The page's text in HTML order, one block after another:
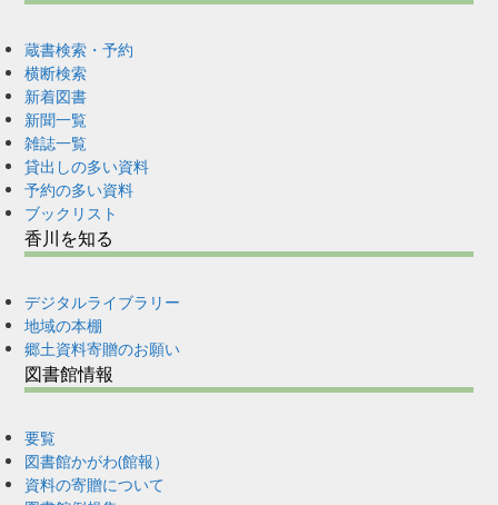
蔵書検索・予約
横断検索
新着図書
新聞一覧
雑誌一覧
貸出しの多い資料
予約の多い資料
ブックリスト
香川を知る
デジタルライブラリー
地域の本棚
郷土資料寄贈のお願い
図書館情報
要覧
図書館かがわ(館報）
資料の寄贈について